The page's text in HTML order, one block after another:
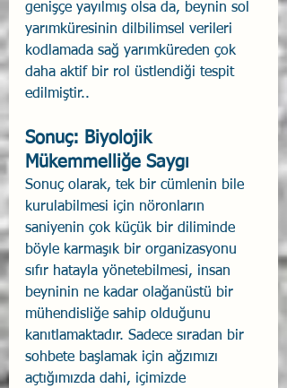
genişçe yayılmış olsa da, beynin sol
yarımküresinin dilbilimsel verileri
kodlamada sağ yarımküreden çok
daha aktif bir rol üstlendiği tespit
edilmiştir..
Sonuç: Biyolojik
Mükemmelliğe Saygı
Sonuç olarak, tek bir cümlenin bile
kurulabilmesi için nöronların
saniyenin çok küçük bir diliminde
böyle karmaşık bir organizasyonu
sıfır hatayla yönetebilmesi, insan
beyninin ne kadar olağanüstü bir
mühendisliğe sahip olduğunu
kanıtlamaktadır. Sadece sıradan bir
sohbete başlamak için ağzımızı
açtığımızda dahi, içimizde